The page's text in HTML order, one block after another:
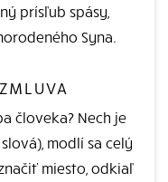
prísľub spásy,
Syna.
človeka? Nech je
modlí sa celý
miesto, odkiaľ